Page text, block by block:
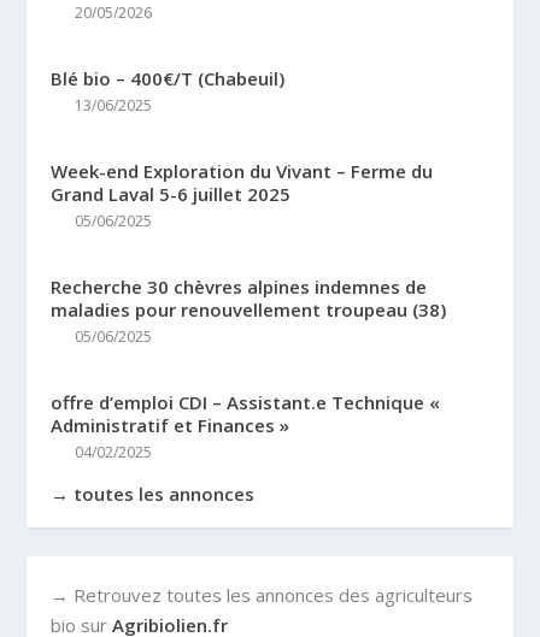
20/05/2026
Blé bio – 400€/T (Chabeuil)
13/06/2025
Week-end Exploration du Vivant – Ferme du
Grand Laval 5-6 juillet 2025
05/06/2025
Recherche 30 chèvres alpines indemnes de
maladies pour renouvellement troupeau (38)
05/06/2025
offre d’emploi CDI – Assistant.e Technique «
Administratif et Finances »
04/02/2025
→ toutes les annonces
→ Retrouvez toutes les annonces des agriculteurs
bio surAgribiolien.fr